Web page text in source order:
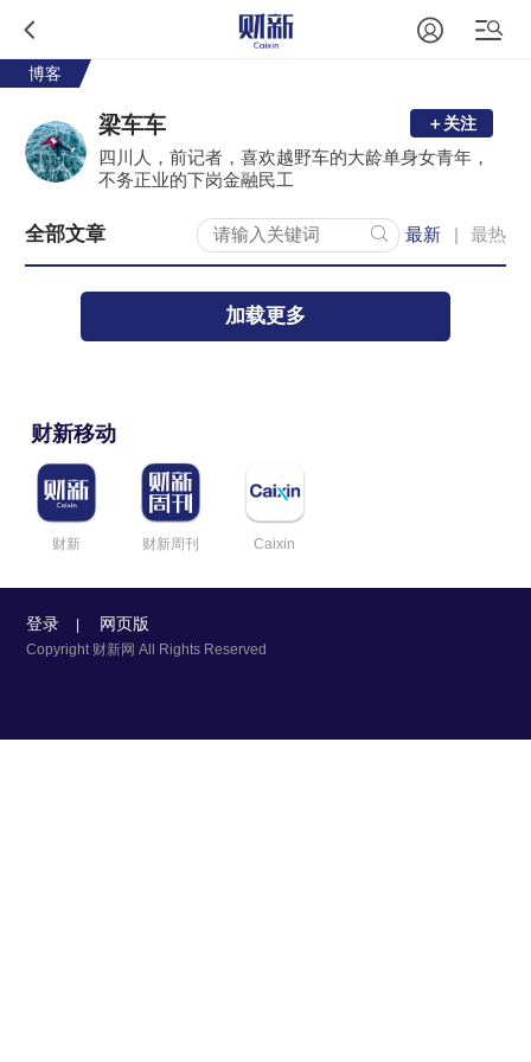
博客
梁车车
四川人，前记者，喜欢越野车的大龄单身女青年，
不务正业的下岗金融民工
＋关注
全部文章 最新 最热
加载更多
财新移动
财新 财新周刊 Caixin
登录 | 网页版
Copyright 财新网 All Rights Reserved